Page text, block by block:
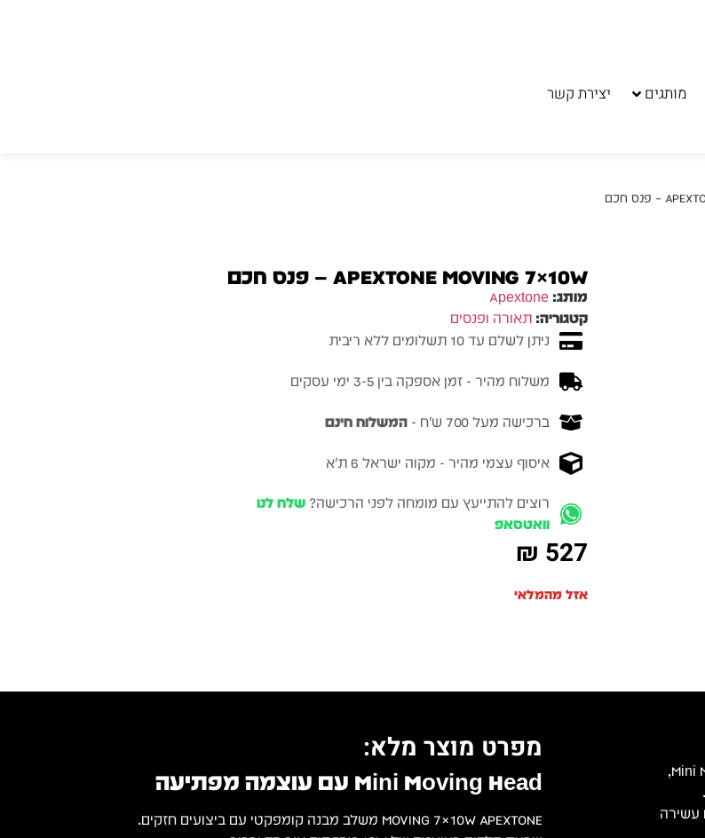
מותגים יצירת קשר
APEXTONE MOVING 7×10W – פנס חכם
מותג: Apextone
קטגוריה: תאורה ופנסים
ניתן לשלם עד 10 תשלומים ללא ריבית
משלוח מהיר - זמן אספקה בין 3-5 ימי עסקים
ברכישה מעל 700 ש״ח - המשלוח חינם
איסוף עצמי מהיר - מקוה ישראל 6 ת״א
רוצים להתייעץ עם מומחה לפני הרכישה?שלח לנו
וואטסאפ
₪ 527
אזל מהמלאי
MOVING 7×10W מבית APEXTONE הוא פנס חכם קומפקטי מסוג Mini Moving Head,
הפנס כולל 7 לדים עוצמתיים בעוצמה של 10W כל אחד, ומשלב תאורת RGBW עשירה
מפרט מוצר מלא:
Mini Moving Head עם עוצמה מפתיעה
MOVING 7×10W APEXTONE משלב מבנה קומפקטי עם ביצועים חזקים.